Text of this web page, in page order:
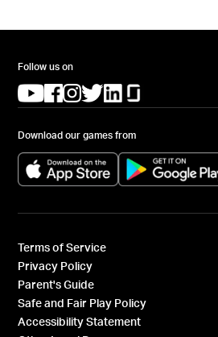
Follow us on
(opens in a new tab)
(opens in a new tab)
(opens in a new tab)
(opens in a new tab)
(opens in a new tab)
Download our games from
(opens in a new tab)
Terms of Service
Privacy Policy
Parent's Guide
Safe and Fair Play Policy
Accessibility Statement